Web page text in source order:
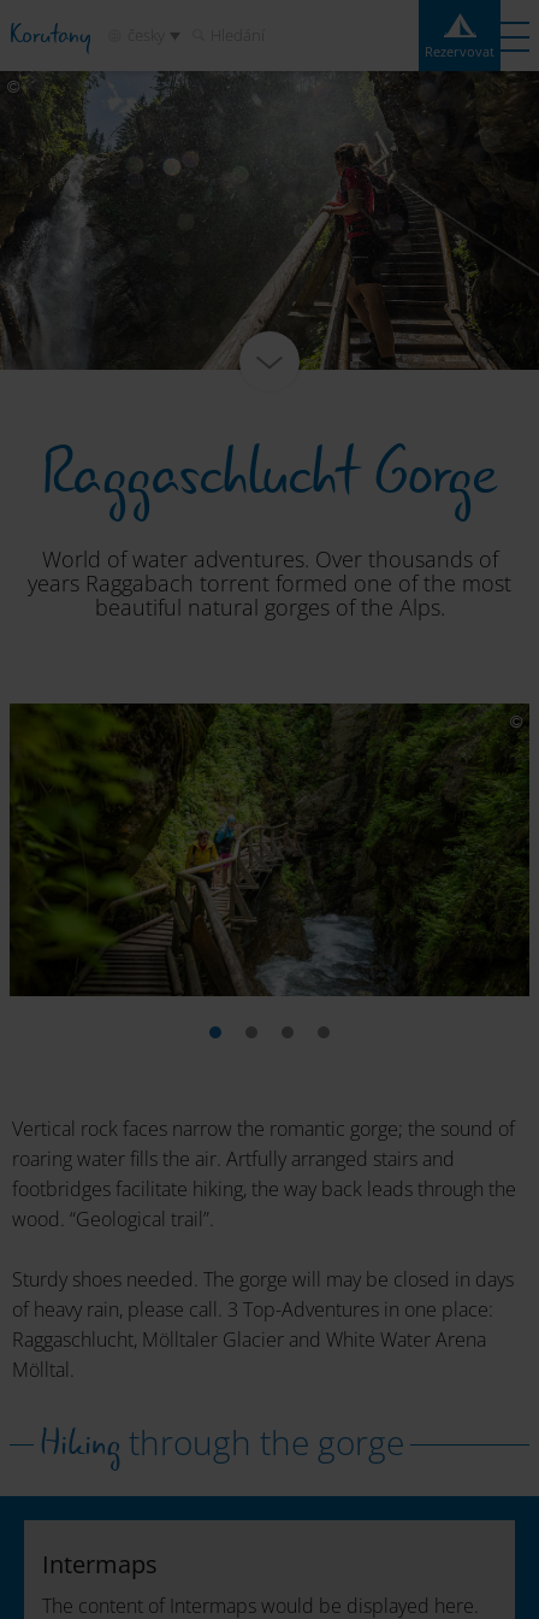
Korutany Rezervovat
Rezervovat Experiences Mapa
Kempy
Destinace
Atrakce
Služby
Raggaschlucht Gorge
World of water adventures. Over thousands of
years Raggabach torrent formed one of the most
beautiful natural gorges of the Alps.
Vertical rock faces narrow the romantic gorge; the sound of
roaring water fills the air. Artfully arranged stairs and
footbridges facilitate hiking, the way back leads through the
wood. “Geological trail”.
Sturdy shoes needed. The gorge will may be closed in days
of heavy rain, please call. 3 Top-Adventures in one place:
Raggaschlucht, Mölltaler Glacier and White Water Arena
Mölltal.
Hiking through the gorge
Intermaps
The content of Intermaps would be displayed here.